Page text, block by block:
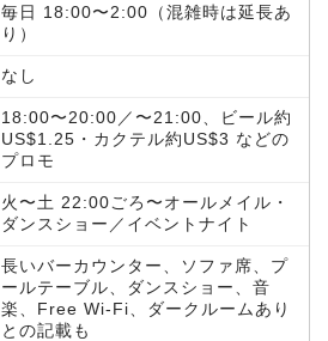
毎日 18:00〜2:00（混雑時は延長あ
り）
なし
18:00〜20:00／〜21:00、ビール約
US$1.25・カクテル約US$3 などの
プロモ
火〜土 22:00ごろ〜オールメイル・
ダンスショー／イベントナイト
長いバーカウンター、ソファ席、プ
ールテーブル、ダンスショー、音
楽、Free Wi-Fi、ダークルームあり
との記載も